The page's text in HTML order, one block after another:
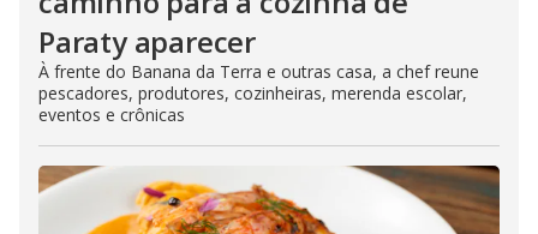
Paraty aparecer
À frente do Banana da Terra e outras casa, a chef reune
pescadores, produtores, cozinheiras, merenda escolar,
eventos e crônicas